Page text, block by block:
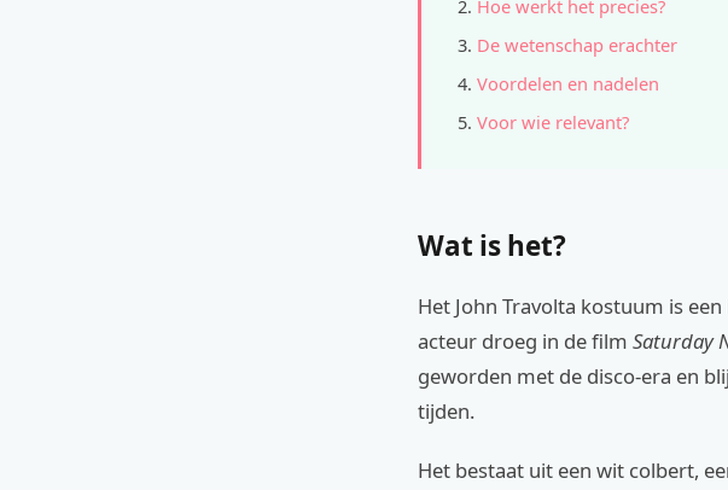
Hoe werkt het precies?
De wetenschap erachter
Voordelen en nadelen
Voor wie relevant?
Wat is het?
Het John Travolta kostuum is
acteur droeg in de film Saturday
geworden met de disco-era en
tijden.
Het bestaat uit een wit colbert,